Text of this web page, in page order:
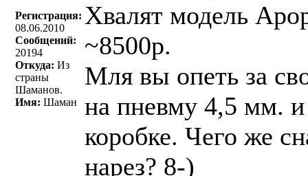
Регистрация:
08.06.2010
Сообщений:
20194
Откуда: Из
страны
Шаманов.
Имя: Шаман
Хвалят модель
~8500р.
Мля вы опеть за
на пневму 4,5 мм. и
коробке. Чего же
нарез? 8-)